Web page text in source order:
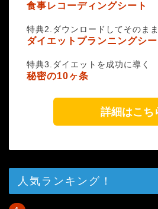
食事レコーディングシート
特典2.ダウンロードしてそのまま
ダイエットプランニングシー
特典3.ダイエットを成功に導く
秘密の10ヶ条
詳細はこち
人気ランキング！